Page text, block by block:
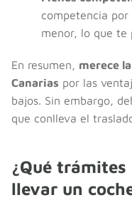
competencia
menor, lo que te
En resumen, merece
Canarias por las
bajos. Sin embargo,
que conlleva el
¿Qué
llevar un